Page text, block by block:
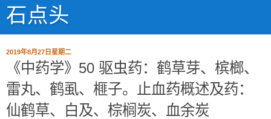
石点头
2019年8月27日星期二
《中药学》50 驱虫药：鹤草芽、槟榔、
雷丸、鹤虱、榧子。止血药概述及药：
仙鹤草、白及、棕榈炭、血余炭